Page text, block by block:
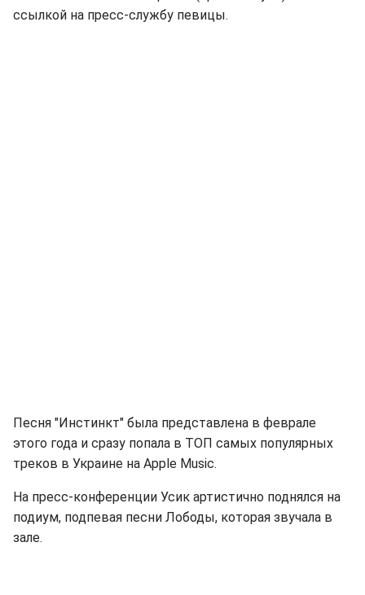
ссылкой на пресс-службу певицы.
Песня "Инстинкт" была представлена в феврале
этого года и сразу попала в ТОП самых популярных
треков в Украине на Apple Music.
На пресс-конференции Усик артистично поднялся на
подиум, подпевая песни Лободы, которая звучала в
зале.